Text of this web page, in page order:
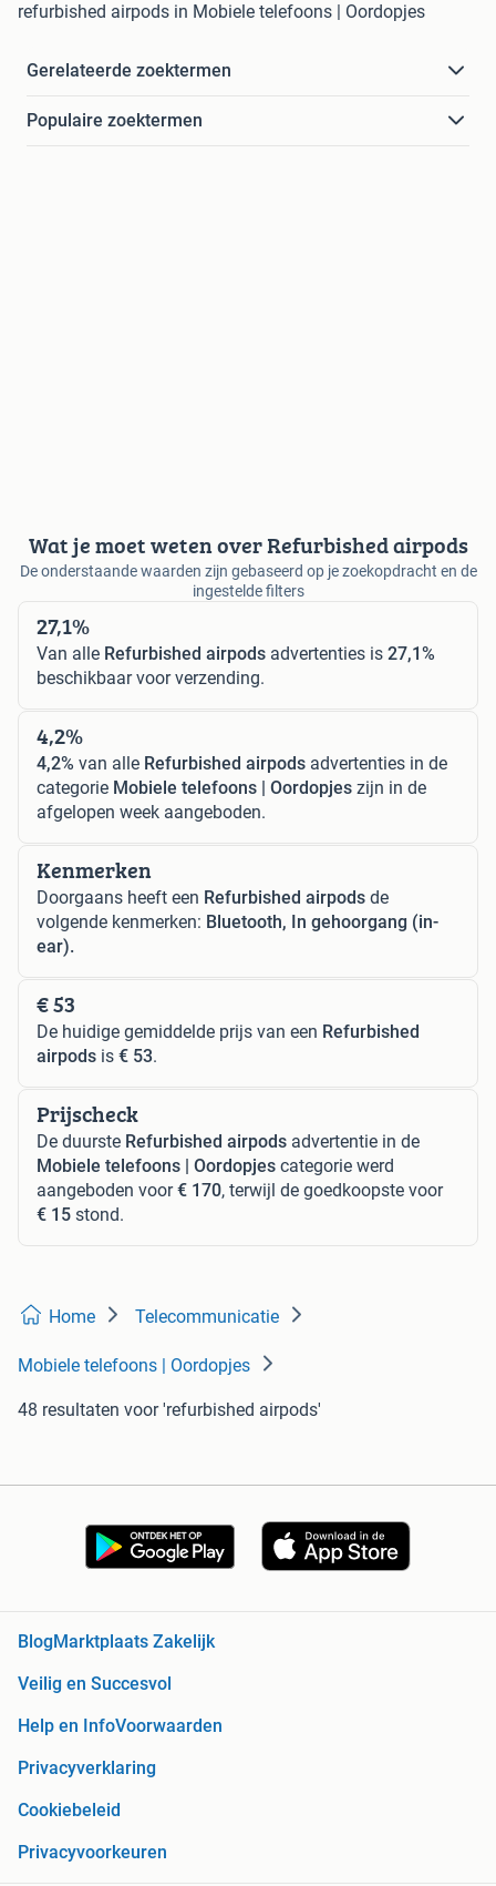
refurbished airpods in Mobiele telefoons | Oordopjes
Gerelateerde zoektermen
Populaire zoektermen
Wat je moet weten over Refurbished airpods
De onderstaande waarden zijn gebaseerd op je zoekopdracht en de
ingestelde filters
27,1%
Van alle Refurbished airpods advertenties is 27,1%
beschikbaar voor verzending.
4,2%
4,2% van alle Refurbished airpods advertenties in de
categorie Mobiele telefoons | Oordopjes zijn in de
afgelopen week aangeboden.
Kenmerken
Doorgaans heeft een Refurbished airpods de
volgende kenmerken: Bluetooth, In gehoorgang (in-
ear).
€ 53
De huidige gemiddelde prijs van een Refurbished
airpods is € 53.
Prijscheck
De duurste Refurbished airpods advertentie in de
Mobiele telefoons | Oordopjes categorie werd
aangeboden voor€ 170, terwijl de goedkoopste voor
€ 15 stond.
Home Telecommunicatie
Mobiele telefoons | Oordopjes
48 resultaten voor 'refurbished airpods'
BlogMarktplaats Zakelijk
Veilig en Succesvol
Help en InfoVoorwaarden
Privacyverklaring
Cookiebeleid
Privacyvoorkeuren